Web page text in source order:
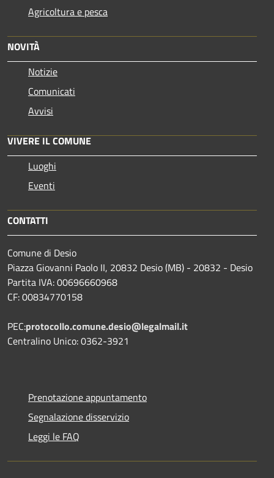
Agricoltura e pesca
NOVITÀ
Notizie
Comunicati
Avvisi
VIVERE IL COMUNE
Luoghi
Eventi
CONTATTI
Comune di Desio
Piazza Giovanni Paolo II, 20832 Desio (MB) - 20832 - Desio
Partita IVA: 00696660968
CF: 00834770158
PEC:protocollo.comune.desio@legalmail.it
Centralino Unico: 0362-3921
Prenotazione appuntamento
Segnalazione disservizio
Leggi le FAQ